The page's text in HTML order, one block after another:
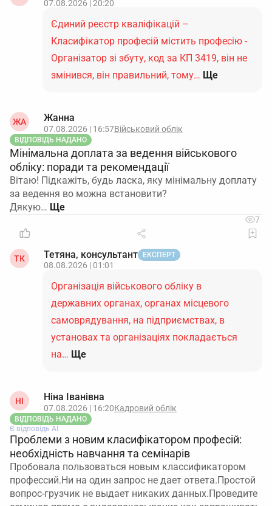
07.08.2026 | 20:20
Єдиний реєстр кваліфікацій –
Класифікатор професій містить професію -
Організатор зі збуту, код за КП 3419, він не
змінився, він правильний, тому… Ще
ЖА Жанна
07.08.2026 | 16:57Військовий облік
ВІДПОВІДЬ НАДАНО
Мінімальна доплата за ведення військового
обліку: поради та рекомендації
Вітаю! Підкажіть, будь ласка, яку мінімальну доплату
за ведення во можна встановити?
Дякую…
7
ТК Тетяна, консультант ЕКСПЕРТ
08.08.2026 | 01:01
Організація військового обліку в
державних органах, органах місцевого
самоврядування, на підприємствах, в
установах та організаціях покладається
на… Ще
НІ Ніна Іванівна
07.08.2026 | 16:20Кадровий облік
ВІДПОВІДЬ НАДАНО
Є відповідь АІ
Проблеми з новим класифікатором професій:
необхідність навчання та семінарів
Пробовала пользоваться новым классификатором
профессий.Ни на один запрос не дает ответа.Простой
вопрос-грузчик не выдает никаких данных.Проведите